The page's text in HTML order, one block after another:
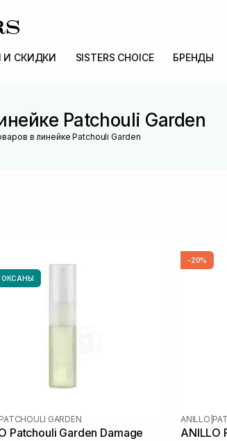
И СКИДКИ SISTERS CHOICE БРЕНДЫ
Patchouli Garden
в линейке Patchouli Garden
ОКСАНЫ
PATCHOULI GARDEN
Patchouli Garden Damage
-20%
ANILLO
ANILLO